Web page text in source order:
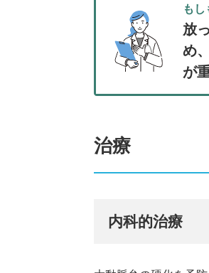
も
放
め
が
治療
内科的治療